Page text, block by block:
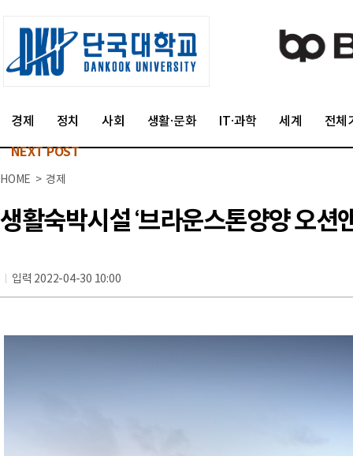
경제 정치 사회 생활·문화 IT·과학 세계 전체
NEXT POST
HOME > 경제
생활숙박시설 ‘브라운스톤양양 오션
입력 2022-04-30 10:00